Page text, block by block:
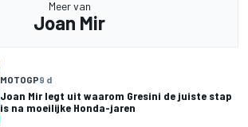
Meer van
Joan Mir
MOTOGP9 d
Joan Mir legt uit waarom Gresini de juiste stap
is na moeilijke Honda-jaren